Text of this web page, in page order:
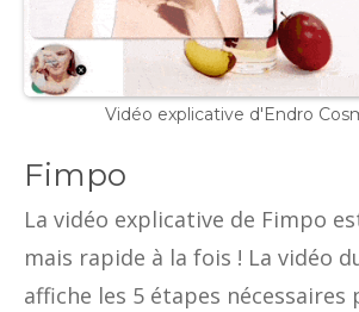
Vidéo explicative d'Endro
Fimpo
La vidéo explicative de Fimpo
mais rapide à la fois ! La vidéo
affiche les 5 étapes